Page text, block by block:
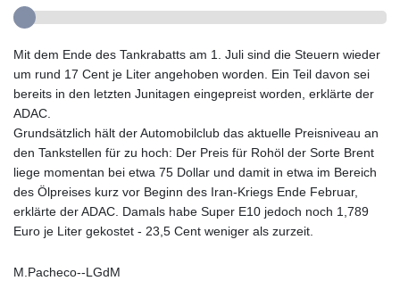
Mit dem Ende des Tankrabatts am 1. Juli sind die Steuern wieder
um rund 17 Cent je Liter angehoben worden. Ein Teil davon sei
bereits in den letzten Junitagen eingepreist worden, erklärte der
ADAC.
Grundsätzlich hält der Automobilclub das aktuelle Preisniveau an
den Tankstellen für zu hoch: Der Preis für Rohöl der Sorte Brent
liege momentan bei etwa 75 Dollar und damit in etwa im Bereich
des Ölpreises kurz vor Beginn des Iran-Kriegs Ende Februar,
erklärte der ADAC. Damals habe Super E10 jedoch noch 1,789
Euro je Liter gekostet - 23,5 Cent weniger als zurzeit.
M.Pacheco--LGdM